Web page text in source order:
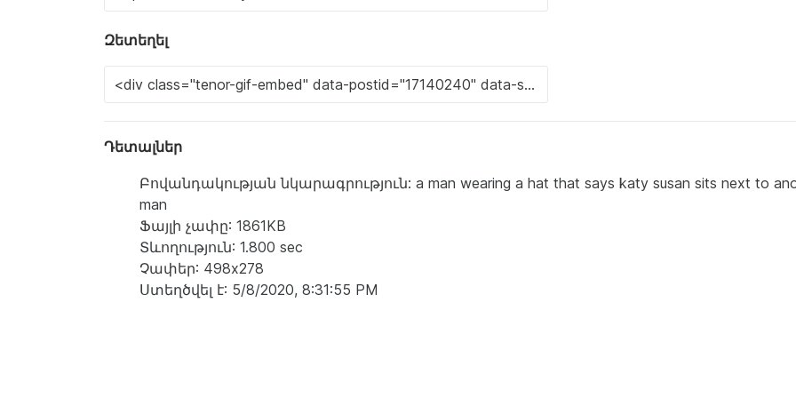
Զետեղել
Դետալներ
Բովանդակության նկարագրություն: a man wearing a hat that says katy susan sits next to
man
Ֆայլի չափը: 1861KB
Տևողություն: 1.800 sec
Չափեր: 498x278
Ստեղծվել է: 5/8/2020, 8:31:55 PM